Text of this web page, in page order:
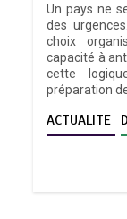
Un pays ne
des
choix
capacité à
cette
préparation
ACTUALITE